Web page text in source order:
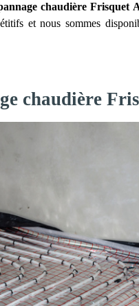
chaudière Frisquet
et nous sommes
chaudière